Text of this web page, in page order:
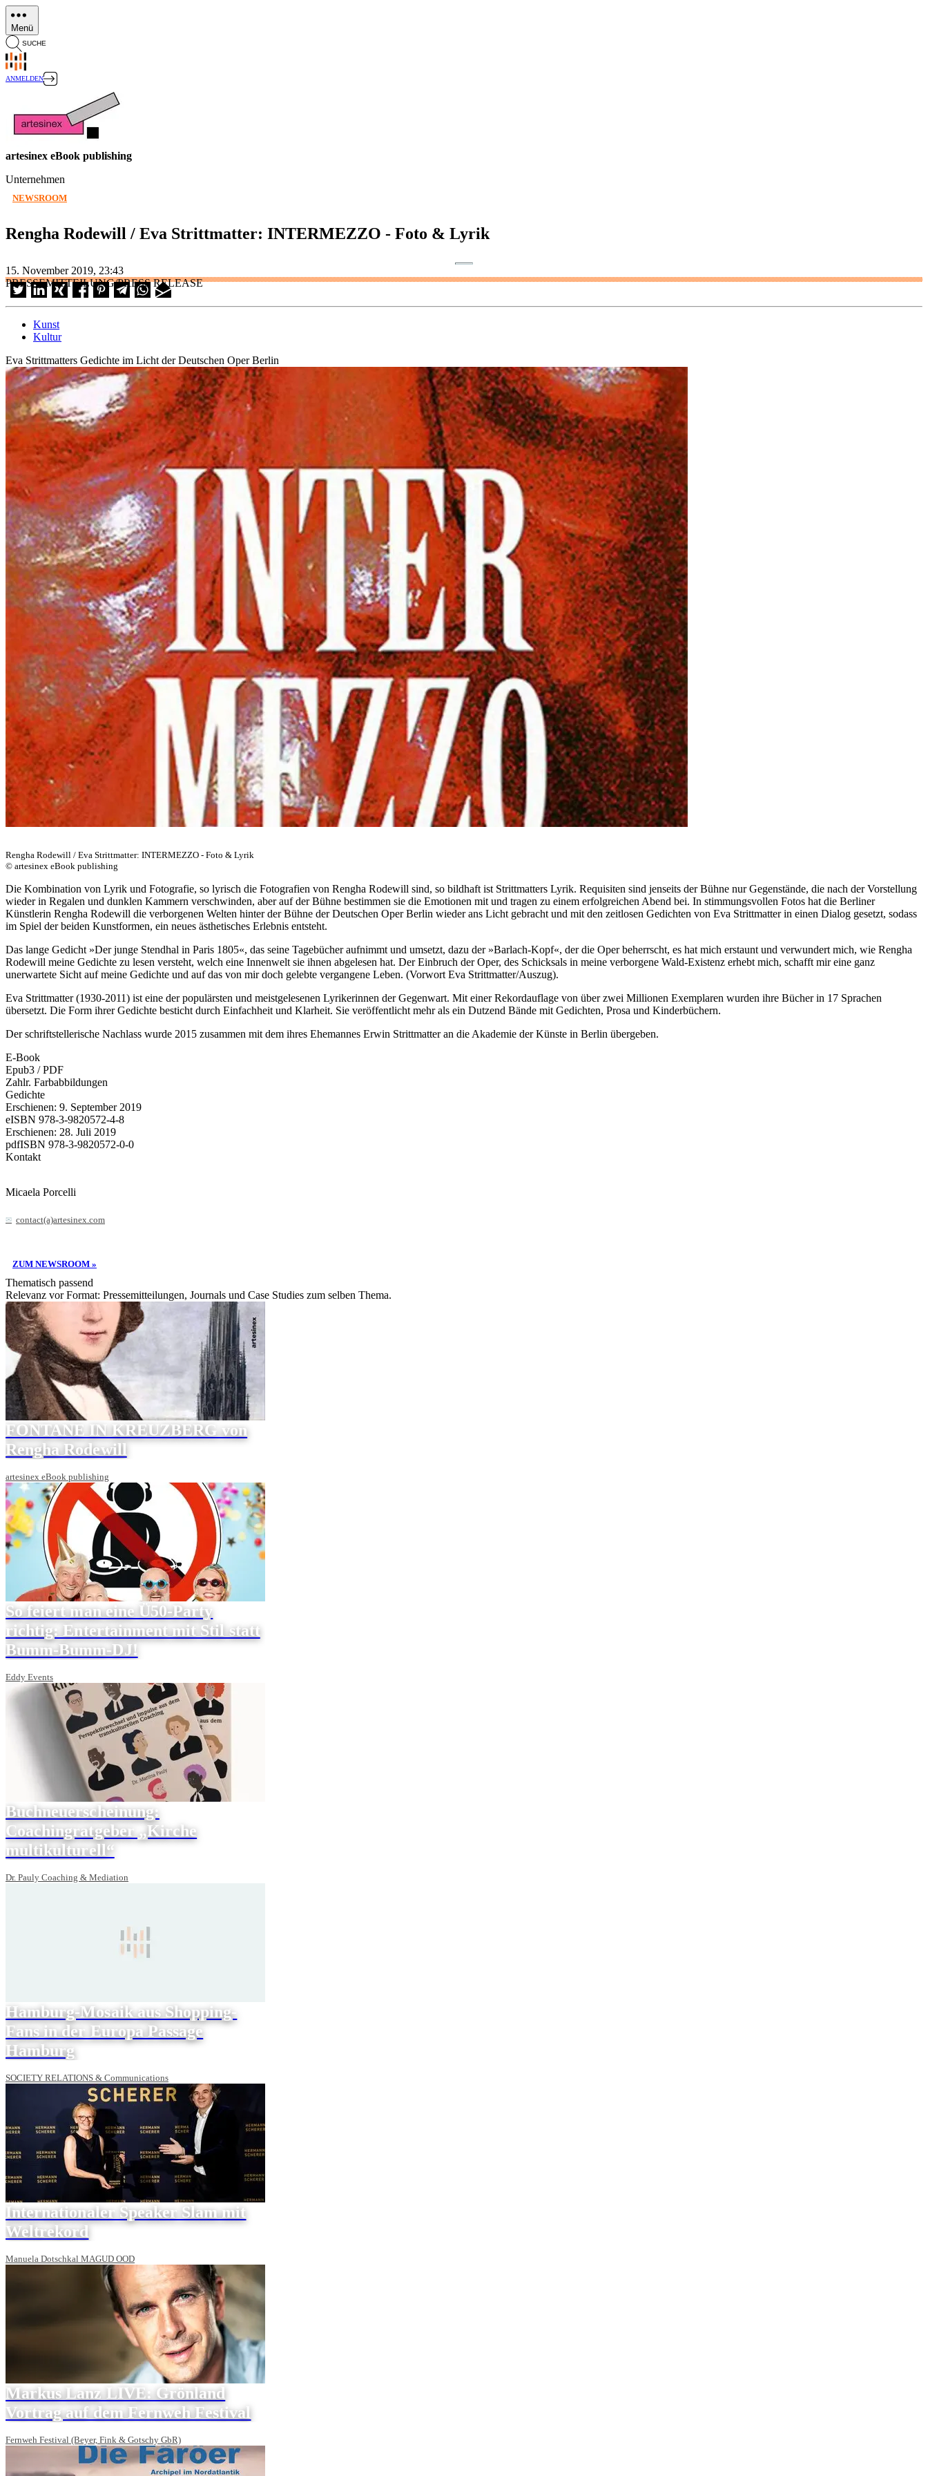
Direkt
zum
Inhalt
Menü
SUCHE
ANMELDEN
artesinex eBook publishing
Unternehmen
NEWSROOM
Rengha Rodewill / Eva Strittmatter: INTERMEZZO - Foto & Lyrik
15. November 2019, 23:43
PRESSEMITTEILUNG/PRESS RELEASE
Kunst
Kultur
Eva Strittmatters Gedichte im Licht der Deutschen Oper Berlin
Rengha Rodewill / Eva Strittmatter: INTERMEZZO - Foto & Lyrik
© artesinex eBook publishing
Die Kombination von Lyrik und Fotografie, so lyrisch die Fotografien von Rengha Rodewill sind, so bildhaft ist Strittmatters Lyrik. Requisiten sind jenseits der Bühne nur Gegenstände, die nach der Vorstellung
wieder in Regalen und dunklen Kammern verschwinden, aber auf der Bühne bestimmen sie die Emotionen mit und tragen zu einem erfolgreichen Abend bei. In stimmungsvollen Fotos hat die Berliner
Künstlerin Rengha Rodewill die verborgenen Welten hinter der Bühne der Deutschen Oper Berlin wieder ans Licht gebracht und mit den zeitlosen Gedichten von Eva Strittmatter in einen Dialog gesetzt, sodass
im Spiel der beiden Kunstformen, ein neues ästhetisches Erlebnis entsteht.
Das lange Gedicht »Der junge Stendhal in Paris 1805«, das seine Tagebücher aufnimmt und umsetzt, dazu der »Barlach-Kopf«, der die Oper beherrscht, es hat mich erstaunt und verwundert mich, wie Rengha
Rodewill meine Gedichte zu lesen versteht, welch eine Innenwelt sie ihnen abgelesen hat. Der Einbruch der Oper, des Schicksals in meine verborgene Wald-Existenz erhebt mich, schafft mir eine ganz
unerwartete Sicht auf meine Gedichte und auf das von mir doch gelebte vergangene Leben. (Vorwort Eva Strittmatter/Auszug).
Eva Strittmatter (1930-2011) ist eine der populärsten und meistgelesenen Lyrikerinnen der Gegenwart. Mit einer Rekordauflage von über zwei Millionen Exemplaren wurden ihre Bücher in 17 Sprachen
übersetzt. Die Form ihrer Gedichte besticht durch Einfachheit und Klarheit. Sie veröffentlicht mehr als ein Dutzend Bände mit Gedichten, Prosa und Kinderbüchern.
Der schriftstellerische Nachlass wurde 2015 zusammen mit dem ihres Ehemannes Erwin Strittmatter an die Akademie der Künste in Berlin übergeben.
E-Book
Epub3 / PDF
Zahlr. Farbabbildungen
Gedichte
Erschienen: 9. September 2019
eISBN 978-3-9820572-4-8
Erschienen: 28. Juli 2019
pdfISBN 978-3-9820572-0-0
Kontakt
Micaela Porcelli
contact(a)artesinex.com
ZUM NEWSROOM »
Thematisch passend
Relevanz vor Format: Pressemitteilungen, Journals und Case Studies zum selben Thema.
FONTANE IN KREUZBERG von
Rengha Rodewill
artesinex eBook publishing
So feiert man eine Ü50-Party
richtig: Entertainment mit Stil statt
Bumm-Bumm-DJ!
Eddy Events
Buchneuerscheinung:
Coachingratgeber „Kirche
multikulturell“
Dr. Pauly Coaching & Mediation
Hamburg-Mosaik aus Shopping-
Fans in der Europa Passage
Hamburg
SOCIETY RELATIONS & Communications
Internationaler Speaker Slam mit
Weltrekord
Manuela Dotschkal MAGUD OOD
Markus Lanz LIVE: Grönland
Vortrag auf dem Fernweh Festival
Fernweh Festival (Beyer, Fink & Gotschy GbR)